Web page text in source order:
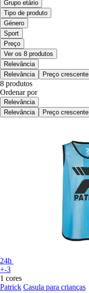
Grupo etário
Tipo de produto
Género
Sport
Preço
Ver os 8 produtos
Relevância
Relevância
Preço crescente
8 produtos
Ordenar por
Relevância
Relevância
Preço crescente
24h
+-3
1 cores
Patrick Casula para crianças